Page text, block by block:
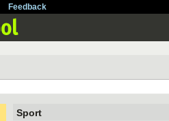
Feedback
Sport